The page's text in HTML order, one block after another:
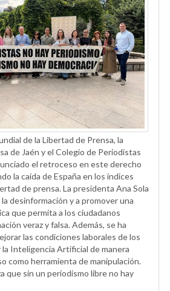
de la Libertad de Prensa, la
de Jaén y el Colegio de Periodistas
el retroceso en este derecho
la caída de España en los índices
de prensa. La presidenta Ana Sola
desinformación y a promover una
que permita a los ciudadanos
veraz y falsa. Además, se ha
las condiciones laborales de los
Inteligencia Artificial de manera
como herramienta de manipulación.
que sin un periodismo libre no hay